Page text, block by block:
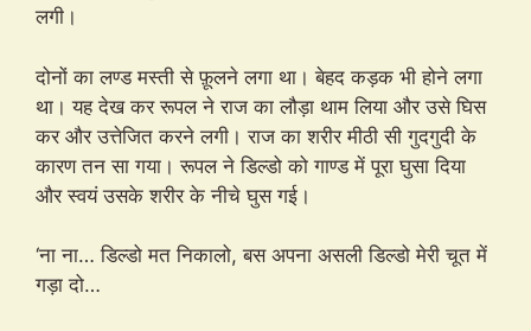
लगी।
दोनों का लण्ड मस्ती से फ़ूलने लगा था। बेहद कड़क भी होने लगा
था। यह देख कर रूपल ने राज का लौड़ा थाम लिया और उसे घिस
कर और उत्तेजित करने लगी। राज का शरीर मीठी सी गुदगुदी के
कारण तन सा गया। रूपल ने डिल्डो को गाण्ड में पूरा घुसा दिया
और स्वयं उसके शरीर के नीचे घुस गई।
‘ना ना… डिल्डो मत निकालो, बस अपना असली डिल्डो मेरी चूत में
गड़ा दो…